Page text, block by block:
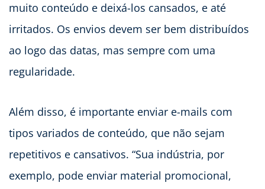
muito conteúdo e deixá-los cansados, e até
irritados. Os envios devem ser bem distribuídos
ao logo das datas, mas sempre com uma
regularidade.
Além disso, é importante enviar e-mails com
tipos variados de conteúdo, que não sejam
repetitivos e cansativos. “Sua indústria, por
exemplo, pode enviar material promocional,